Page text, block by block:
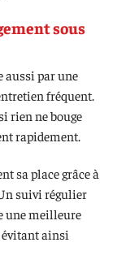
sous
aussi par une
fréquent.
rien ne bouge
rapidement.
sa place grâce à
suivi régulier
une meilleure
ainsi